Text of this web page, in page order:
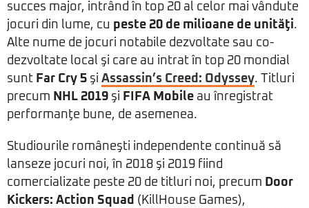
succes major, intrând în top 20 al celor mai vândute
jocuri din lume, cu peste 20 de milioane de unităţi.
Alte nume de jocuri notabile dezvoltate sau co-
dezvoltate local şi care au intrat în top 20 mondial
sunt Far Cry 5 şi Assassin’s Creed: Odyssey. Titluri
precum NHL 2019 şi FIFA Mobile au înregistrat
performanţe bune, de asemenea.
Studiourile româneşti independente continuă să
lanseze jocuri noi, în 2018 şi 2019 fiind
comercializate peste 20 de titluri noi, precum Door
Kickers: Action Squad (KillHouse Games),